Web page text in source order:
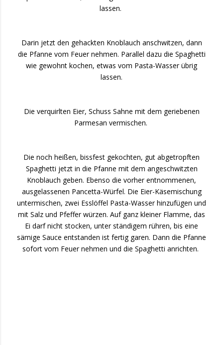
lassen.
Darin jetzt den gehackten Knoblauch anschwitzen, dann
die Pfanne vom Feuer nehmen. Parallel dazu die Spaghetti
wie gewohnt kochen, etwas vom Pasta-Wasser übrig
lassen.
Die verquirlten Eier, Schuss Sahne mit dem geriebenen
Parmesan vermischen.
Die noch heißen, bissfest gekochten, gut abgetropften
Spaghetti jetzt in die Pfanne mit dem angeschwitzten
Knoblauch geben. Ebenso die vorher entnommenen,
ausgelassenen Pancetta-Würfel. Die Eier-Käsemischung
untermischen, zwei Esslöffel Pasta-Wasser hinzufügen und
mit Salz und Pfeffer würzen. Auf ganz kleiner Flamme, das
Ei darf nicht stocken, unter ständigem rühren, bis eine
sämige Sauce entstanden ist fertig garen. Dann die Pfanne
sofort vom Feuer nehmen und die Spaghetti anrichten.